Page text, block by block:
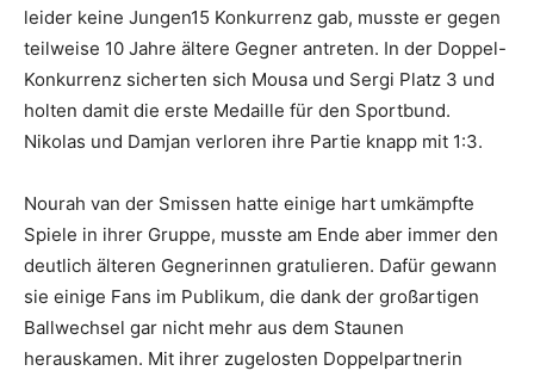
leider keine Jungen15 Konkurrenz gab, musste er gegen
teilweise 10 Jahre ältere Gegner antreten. In der Doppel-
Konkurrenz sicherten sich Mousa und Sergi Platz 3 und
holten damit die erste Medaille für den Sportbund.
Nikolas und Damjan verloren ihre Partie knapp mit 1:3.
Nourah van der Smissen hatte einige hart umkämpfte
Spiele in ihrer Gruppe, musste am Ende aber immer den
deutlich älteren Gegnerinnen gratulieren. Dafür gewann
sie einige Fans im Publikum, die dank der großartigen
Ballwechsel gar nicht mehr aus dem Staunen
herauskamen. Mit ihrer zugelosten Doppelpartnerin